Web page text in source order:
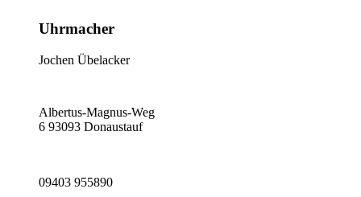
Uhrmacher
Jochen Übelacker
Albertus-Magnus-Weg
6 93093 Donaustauf
09403 955890